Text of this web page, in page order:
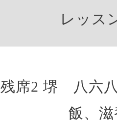
レッス
残席2 堺 八六
飯、